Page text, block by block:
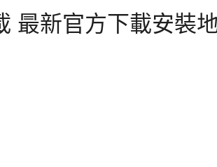
最新官方下載安裝